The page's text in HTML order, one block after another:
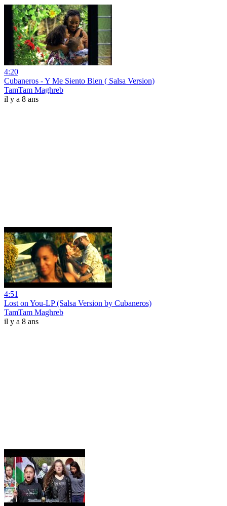
4:20
Cubaneros - Y Me Siento Bien ( Salsa Version)
TamTam Maghreb
il y a 8 ans
4:51
Lost on You-LP (Salsa Version by Cubaneros)
TamTam Maghreb
il y a 8 ans